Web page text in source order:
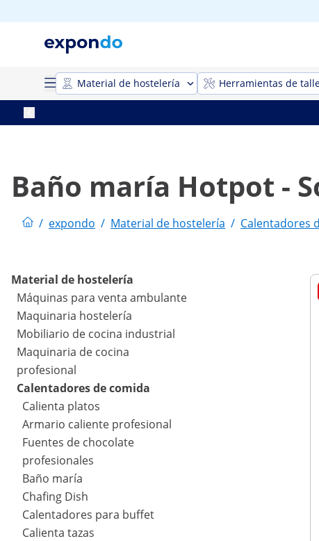
Material de hostelería Herramientas de
Baño maría Hotpot -
/ expondo / Material de hostelería / Calentadores
Material de hostelería
Máquinas para venta ambulante
Maquinaria hostelería
Mobiliario de cocina industrial
Maquinaria de cocina
profesional
Calentadores de comida
Calienta platos
Armario caliente profesional
Fuentes de chocolate
profesionales
Baño maría
Chafing Dish
Calentadores para buffet
Calienta tazas